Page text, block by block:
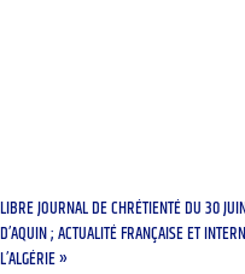
LIBRE JOURNAL DE CHRÉTIENTÉ DU 30
D’AQUIN ; ACTUALITÉ FRANÇAISE ET
L’ALGÉRIE »